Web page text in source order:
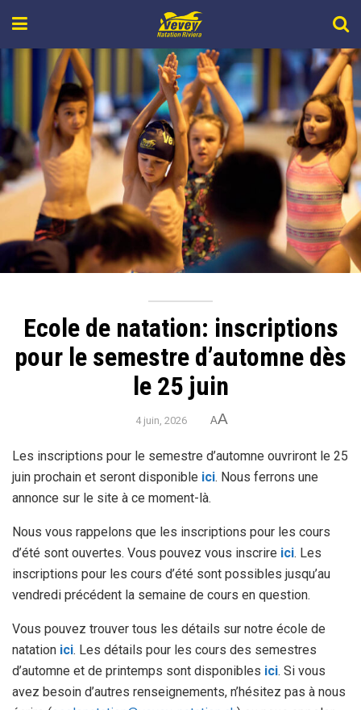
Ecole de natation: inscriptions
pour le semestre d’automne dès
le 25 juin
4 juin, 2026 AA
Les inscriptions pour le semestre d’automne ouvriront le 25
juin prochain et seront disponible ici. Nous ferrons une
annonce sur le site à ce moment-là.
Nous vous rappelons que les inscriptions pour les cours
d’été sont ouvertes. Vous pouvez vous inscrire ici. Les
inscriptions pour les cours d’été sont possibles jusqu’au
vendredi précédent la semaine de cours en question.
Vous pouvez trouver tous les détails sur notre école de
natation ici. Les détails pour les cours des semestres
d’automne et de printemps sont disponibles ici. Si vous
avez besoin d’autres renseignements, n’hésitez pas à nous